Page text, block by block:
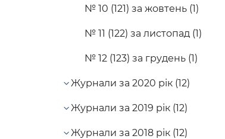
№ 10 (121) за жовтень (1)
№ 11 (122) за листопад (1)
№ 12 (123) за грудень (1)
Журнали за 2020 рік (12)
Журнали за 2019 рік (12)
Журнали за 2018 рік (12)